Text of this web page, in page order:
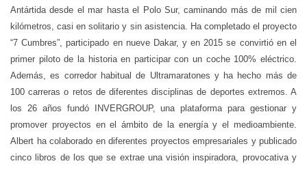
Antártida desde el mar hasta el Polo Sur, caminando más de mil cien
kilómetros, casi en solitario y sin asistencia. Ha completado el proyecto
“7 Cumbres”, participado en nueve Dakar, y en 2015 se convirtió en el
primer piloto de la historia en participar con un coche 100% eléctrico.
Además, es corredor habitual de Ultramaratones y ha hecho más de
100 carreras o retos de diferentes disciplinas de deportes extremos. A
los 26 años fundó INVERGROUP, una plataforma para gestionar y
promover proyectos en el ámbito de la energía y el medioambiente.
Albert ha colaborado en diferentes proyectos empresariales y publicado
cinco libros de los que se extrae una visión inspiradora, provocativa y